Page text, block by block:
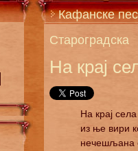
Кафанске
Староградска
На крај
На крај
из ње вири
нечешљана